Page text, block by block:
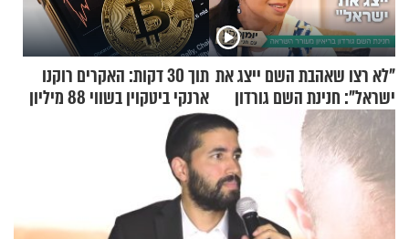
"לא רצו שאהבת השם ייצג את
ישראל": חנינת השם גורדון
בריאיון מעורר השראה
תוך 30 דקות: האקרים רוקנו
ארנקי ביטקוין בשווי 88 מיליון
דולר